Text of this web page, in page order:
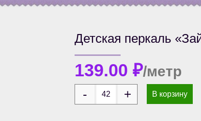
Детская перкаль
139.00₽/метр
В корзину